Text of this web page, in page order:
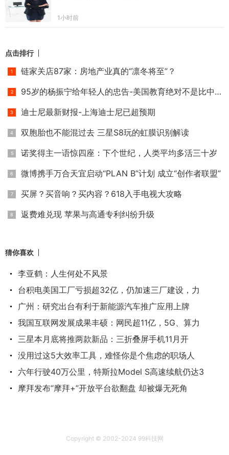
1小时前
点击排行
链家关店87家：房地产业真的“凛冬将至”？
95岁的杨振宁给年轻人的忠告-美国教育绝对不是比中国好
迪士尼最新财报-上海迪士尼已超预期
双胞胎也不能混过去 三星S8玩的虹膜识别解读
诺奖得主一语惊四座：下个世纪，人类平均多活三十岁
微博携手万合天宜启动“PLAN B”计划 成立“创作者联盟”
买屏？买音响？买内容？618入手电视大攻略
返费难兑现 苹果与高通专利纠纷升级
猜你喜欢
李亚鹤：人生何处不风景
台积电美国工厂亏损超32亿，仍加速三厂建设，力
广州：研究出台有利于新能源汽车推广应用上牌
我国互联网发展成果丰硕：网民超11亿，5G、算力
​三星本月底将推两款新品：三折叠屏手机11月开
没用过这5大效率工具，难怪你是个焦虑的职场人
六年行驶40万公里，特斯拉Model S高速续航仍达3
摩拜发布“摩拜+”开放平台欲翻盘 却被爆无死角
Copyright © 2002-2024 99科技网